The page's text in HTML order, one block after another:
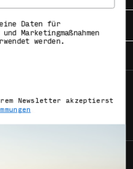
Reserved.
Daten für
Marketingmaßnahmen
werden.
Newsletter akzeptierst